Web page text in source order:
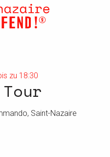
zu 18:30
Tour
Saint-Nazaire